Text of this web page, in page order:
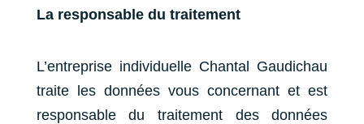
La responsable du traitement
L’entreprise individuelle Chantal Gaudichau
traite les données vous concernant et est
responsable du traitement des données